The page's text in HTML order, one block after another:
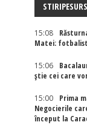
15:08
Matei:
15:06
știe cei care
15:00
Prima
Negocierile
început la